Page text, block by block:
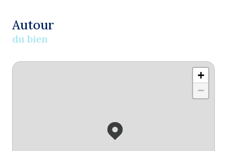
Autour
du bien
+
−